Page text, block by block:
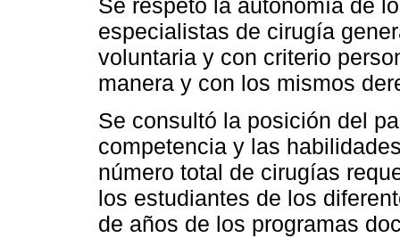
Se respetó la autonomía de
especialistas de cirugía
voluntaria y con criterio
manera y con los mismos
Se consultó la posición del
competencia y las
número total de cirugías
los estudiantes de los
de años de los programas